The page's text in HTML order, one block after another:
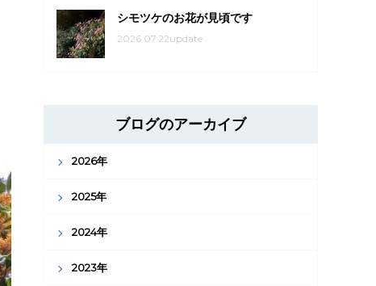
シモツケのお花が見頃です
2026.07.22update
ブログのアーカイブ
2026年
2025年
2024年
2023年